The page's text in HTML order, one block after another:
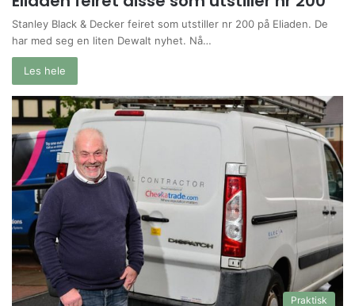
Stanley Black & Decker feiret som utstiller nr 200 på Eliaden. De
har med seg en liten Dewalt nyhet. Nå…
Les hele
Praktisk